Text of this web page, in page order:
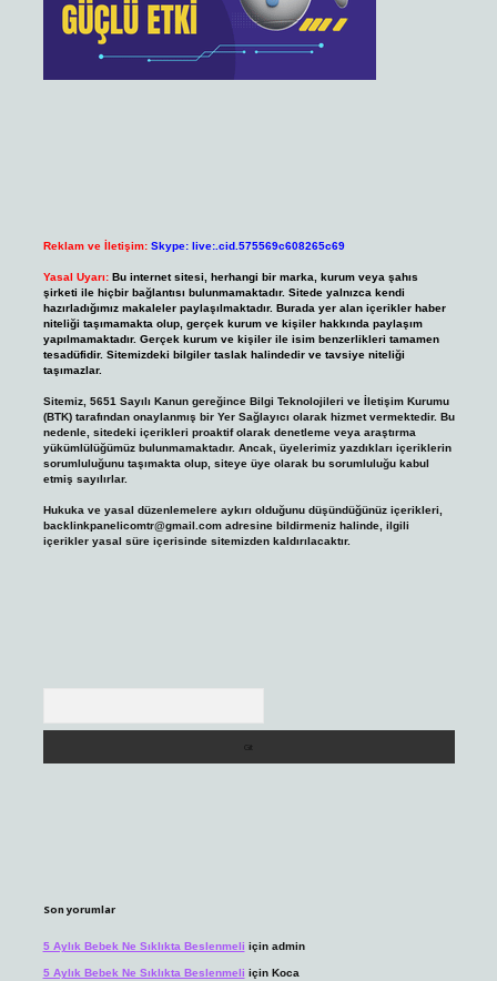
Reklam ve İletişim: Skype: live:.cid.575569c608265c69
Yasal Uyarı: Bu internet sitesi, herhangi bir marka, kurum veya şahıs
şirketi ile hiçbir bağlantısı bulunmamaktadır. Sitede yalnızca kendi
hazırladığımız makaleler paylaşılmaktadır. Burada yer alan içerikler haber
niteliği taşımamakta olup, gerçek kurum ve kişiler hakkında paylaşım
yapılmamaktadır. Gerçek kurum ve kişiler ile isim benzerlikleri tamamen
tesadüfidir. Sitemizdeki bilgiler taslak halindedir ve tavsiye niteliği
taşımazlar.
Sitemiz, 5651 Sayılı Kanun gereğince Bilgi Teknolojileri ve İletişim Kurumu
(BTK) tarafından onaylanmış bir Yer Sağlayıcı olarak hizmet vermektedir. Bu
nedenle, sitedeki içerikleri proaktif olarak denetleme veya araştırma
yükümlülüğümüz bulunmamaktadır. Ancak, üyelerimiz yazdıkları içeriklerin
sorumluluğunu taşımakta olup, siteye üye olarak bu sorumluluğu kabul
etmiş sayılırlar.
Hukuka ve yasal düzenlemelere aykırı olduğunu düşündüğünüz içerikleri,
backlinkpanelicomtr@gmail.comadresine bildirmeniz halinde, ilgili
içerikler yasal süre içerisinde sitemizden kaldırılacaktır.
Son yorumlar
5 Aylık Bebek Ne Sıklıkta Beslenmeli için admin
5 Aylık Bebek Ne Sıklıkta Beslenmeli için Koca